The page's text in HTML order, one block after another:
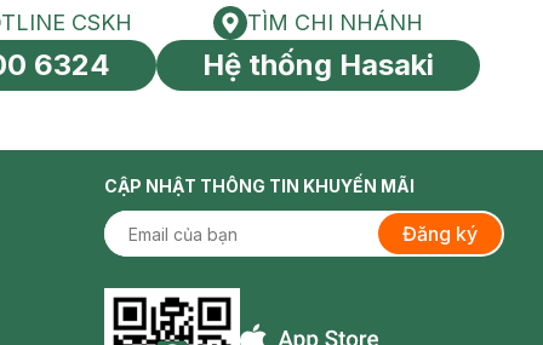
toàn cầu
HOTLINE CSKH
CSKH
6324
Tìm chi nhánh
TÌM CHI NHÁNH
Hệ thống Hasaki
CẬP NHẬT THÔNG TIN KHUYẾN MÃI
Đăng ký